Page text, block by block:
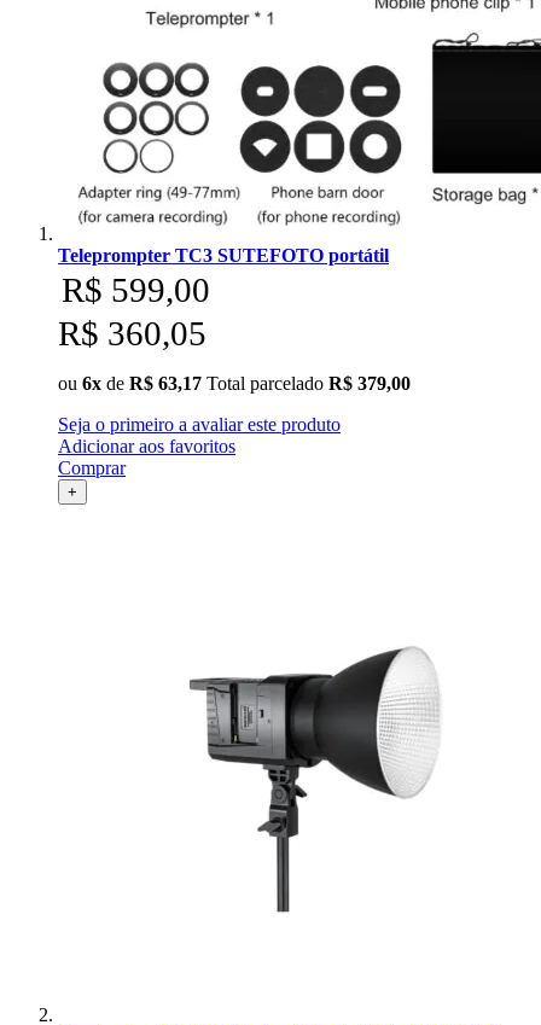
Sutefoto
Synco
Tiffen
Tilta
Tolifo
Triopo
Tsunami
Tulipa
Teleprompter TC3 SUTEFOTO portátil
R$ 599,00
R$ 360,05
ou 6x de R$ 63,17 Total parcelado R$ 379,00
Seja o primeiro a avaliar este produto
Adicionar aos favoritos
Comprar
+